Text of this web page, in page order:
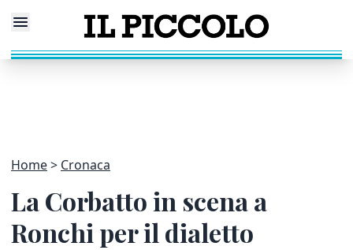
Home Cronaca
La Corbatto in scena a
Ronchi per il dialetto